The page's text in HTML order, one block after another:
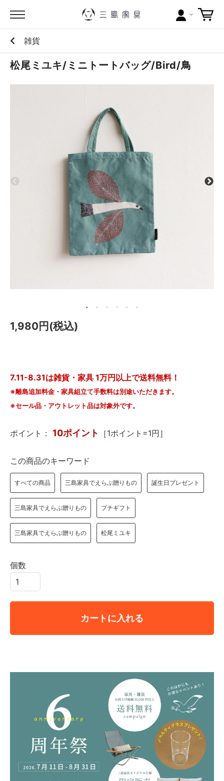
カテゴリー
ブランドから探す
ポイントについて
配送料について
ラッピングについて
雑貨
松尾ミユキ/ミニトートバッグ/Bird/鳥
1,980円(税込)
7.11-8.31は雑貨・家具 1万円以上で送料無料！
※離島追加料金・家具組立て手数料は別途いただきます。
※セール品・アウトレット品は対象外です。
ポイント： 10ポイント ［1ポイント=1円］
この商品のキーワード
すべての商品 三島家具でえらぶ贈りもの 誕生日プレゼント
三島家具でえらぶ贈りもの プチギフト
三島家具でえらぶ贈りもの 松尾ミユキ
個数
カートに入れる